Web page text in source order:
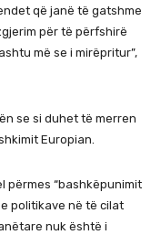
që janë të gatshme
për të përfshirë
më se i mirëpritur”,
se si duhet të merren
Europian.
përmes “bashkëpunimit
politikave në të cilat
nuk është i